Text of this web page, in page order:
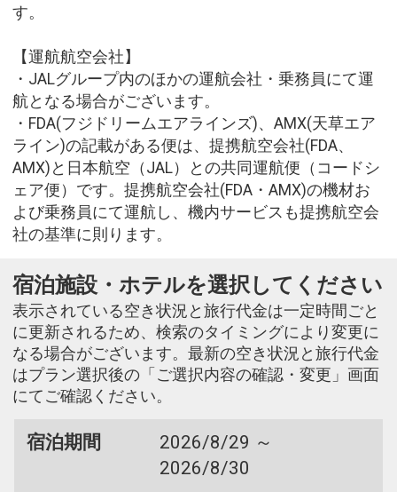
す。
【運航航空会社】
・JALグループ内のほかの運航会社・乗務員にて運
航となる場合がございます。
・FDA(フジドリームエアラインズ)、AMX(天草エア
ライン)の記載がある便は、提携航空会社(FDA、
AMX)と日本航空（JAL）との共同運航便（コードシ
ェア便）です。提携航空会社(FDA・AMX)の機材お
よび乗務員にて運航し、機内サービスも提携航空会
社の基準に則ります。
宿泊施設・ホテルを選択してください
表示されている空き状況と旅行代金は一定時間ごと
に更新されるため、検索のタイミングにより変更に
なる場合がございます。最新の空き状況と旅行代金
はプラン選択後の「ご選択内容の確認・変更」画面
にてご確認ください。
宿泊期間
2026/8/29 ～
2026/8/30